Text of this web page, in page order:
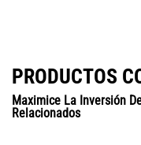
PRODUCTOS
Maximice La Inversión
Relacionados